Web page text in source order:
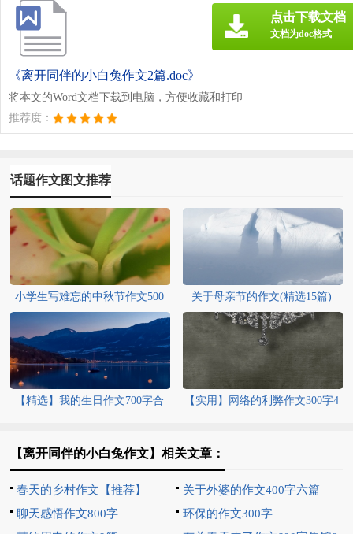
《离开同伴的小白兔作文2篇.doc》
将本文的Word文档下载到电脑，方便收藏和打印
推荐度：
点击下载文档
文档为doc格式
话题作文图文推荐
小学生写难忘的中秋节作文500
字
关于母亲节的作文(精选15篇)
【精选】我的生日作文700字合
【实用】网络的利弊作文300字4
【离开同伴的小白兔作文】相关文章：
春天的乡村作文【推荐】
关于外婆的作文400字六篇
聊天感悟作文800字
环保的作文300字